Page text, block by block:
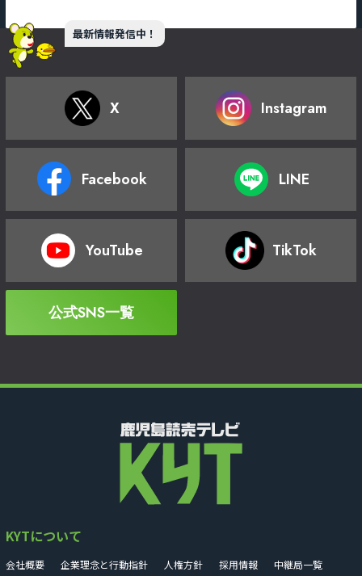
最新情報発信中！
X Instagram
Facebook LINE
YouTube TikTok
公式SNS一覧
KYTについて
会社概要 企業理念と行動指針 人権方針 採用情報 中継局一覧